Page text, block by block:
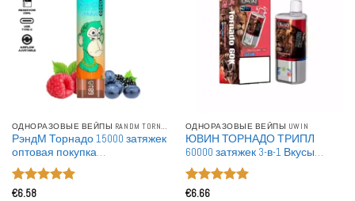
ОДНОРАЗОВЫЕ ВЕЙПЫ RANDM TORNADO
РэндМ Торнадо 15000 затяжек
оптовая покупка
перезаряжаемая
одноразовая вейп wholesale
Оценка
€6.58
ОДНОРАЗОВЫЕ ВЕЙПЫ UWIN
ЮВИН ТОРНАДО ТРИПЛ
60000 затяжек 3-в-1 Вкусы
оптовая покупка 60К
перезаряжаемые
одноразовые вейпы оптом
Оценка
€6.66